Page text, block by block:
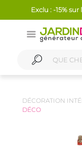
Exclu : -15%
DÉCORATION
DÉCO